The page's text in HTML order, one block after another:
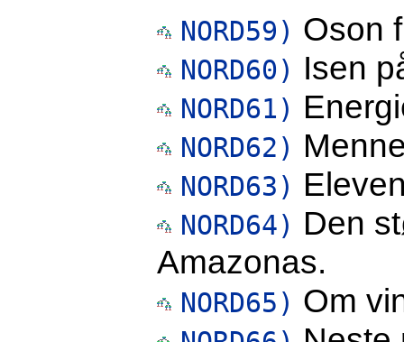
NORD59) Oson
NORD60) Isen
NORD61)
NORD62)
NORD63)
NORD64) Den
Amazonas.
NORD65) Om